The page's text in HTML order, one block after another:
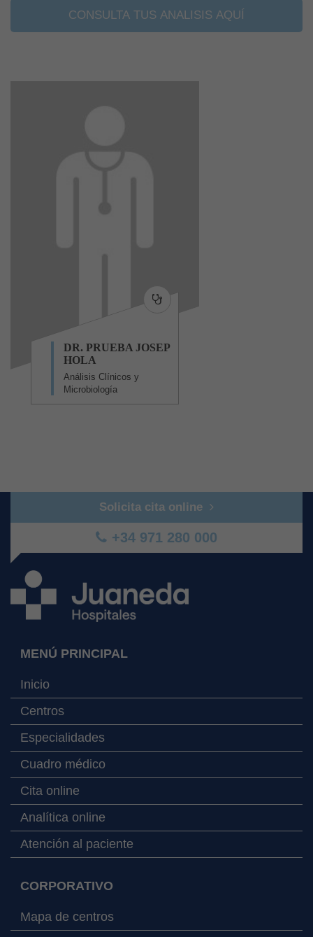
CONSULTA TUS ANALISIS AQUÍ
DR. PRUEBA JOSEP
HOLA
Análisis Clínicos y
Microbiología
Solicita cita online
+34 971 280 000
MENÚ PRINCIPAL
Inicio
Centros
Especialidades
Cuadro médico
Cita online
Analítica online
Atención al paciente
CORPORATIVO
Mapa de centros